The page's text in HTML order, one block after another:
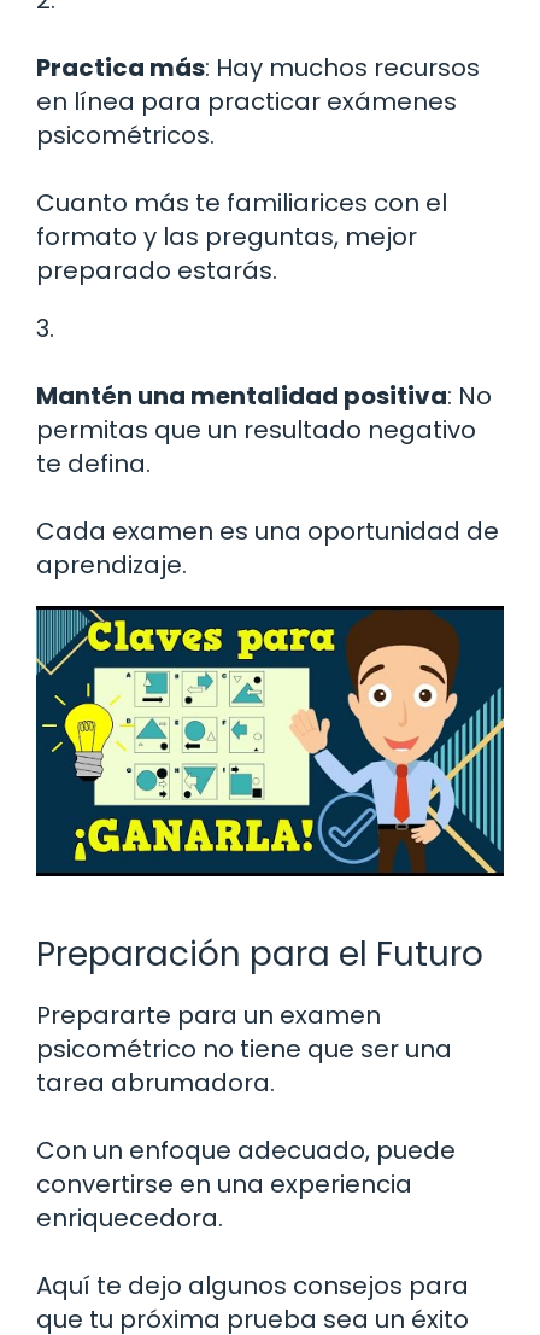
Practica más: Hay muchos recursos
en línea para practicar exámenes
psicométricos.
Cuanto más te familiarices con el
formato y las preguntas, mejor
preparado estarás.
3.
Mantén una mentalidad positiva: No
permitas que un resultado negativo
te defina.
Cada examen es una oportunidad de
aprendizaje.
Preparación para el Futuro
Prepararte para un examen
psicométrico no tiene que ser una
tarea abrumadora.
Con un enfoque adecuado, puede
convertirse en una experiencia
enriquecedora.
Aquí te dejo algunos consejos para
que tu próxima prueba sea un éxito